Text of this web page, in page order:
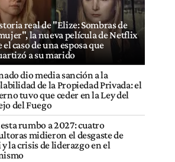
real de "Elize: Sombras de
la nueva película de Netflix
el caso de una esposa que
a su marido
dio media sanción a la
de la Propiedad Privada: el
tuvo que ceder en la Ley del
del Fuego
rumbo a 2027: cuatro
midieron el desgaste de
la crisis de liderazgo en el